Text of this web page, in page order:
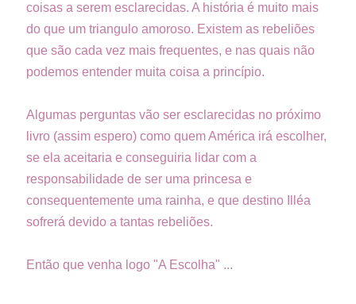
coisas a serem esclarecidas. A história é muito mais
do que um triangulo amoroso. Existem as rebeliões
que são cada vez mais frequentes, e nas quais não
podemos entender muita coisa a princípio.
Algumas perguntas vão ser esclarecidas no próximo
livro (assim espero) como quem América irá escolher,
se ela aceitaria e conseguiria lidar com a
responsabilidade de ser uma princesa e
consequentemente uma rainha, e que destino Illéa
sofrerá devido a tantas rebeliões.
Então que venha logo "A Escolha" ...